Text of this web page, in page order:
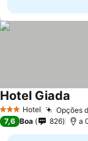
3 EstrelasHotel Opções
Hotel Giada
7,6 Boa 826 a